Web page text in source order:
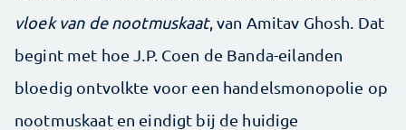
vloek van de nootmuskaat, van Amitav Ghosh. Dat
begint met hoe J.P. Coen de Banda-eilanden
bloedig ontvolkte voor een handelsmonopolie op
nootmuskaat en eindigt bij de huidige